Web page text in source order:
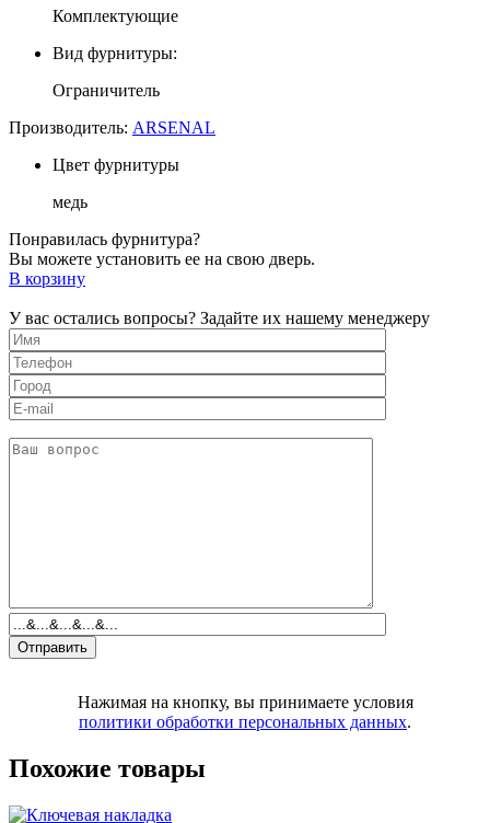
Комплектующие
Вид фурнитуры:
Ограничитель
Производитель: ARSENAL
Цвет фурнитуры
медь
Понравилась фурнитура?
Вы можете установить ее на свою дверь.
В корзину
У вас остались вопросы? Задайте их нашему менеджеру
Нажимая на кнопку, вы принимаете условия
политики обработки персональных данных.
Похожие товары